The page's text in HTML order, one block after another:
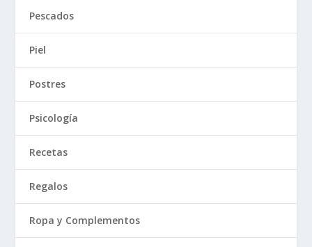
Pescados
Piel
Postres
Psicología
Recetas
Regalos
Ropa y Complementos